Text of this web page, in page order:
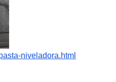
niveladora.html